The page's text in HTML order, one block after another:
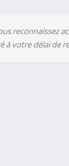
reconnaissez
à votre délai